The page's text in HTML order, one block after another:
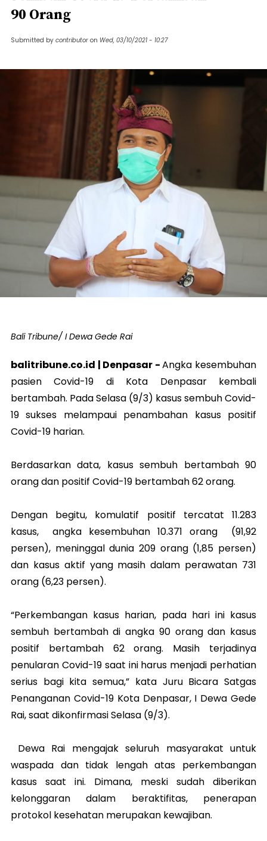
90 Orang
Submitted by contributor on Wed, 03/10/2021 - 10:27
Bali Tribune/ I Dewa Gede Rai
balitribune.co.id | Denpasar -Angka kesembuhan
pasien Covid-19 di Kota Denpasar kembali
bertambah. Pada Selasa (9/3) kasus sembuh Covid-
19 sukses melampaui penambahan kasus positif
Covid-19 harian.
Berdasarkan data, kasus sembuh bertambah 90
orang dan positif Covid-19 bertambah 62 orang.
Dengan begitu, komulatif positif tercatat 11.283
kasus, angka kesembuhan 10.371 orang (91,92
persen), meninggal dunia 209 orang (1,85 persen)
dan kasus aktif yang masih dalam perawatan 731
orang (6,23 persen).
“Perkembangan kasus harian, pada hari ini kasus
sembuh bertambah di angka 90 orang dan kasus
positif bertambah 62 orang. Masih terjadinya
penularan Covid-19 saat ini harus menjadi perhatian
serius bagi kita semua,” kata Juru Bicara Satgas
Penanganan Covid-19 Kota Denpasar, I Dewa Gede
Rai, saat dikonfirmasi Selasa (9/3).
Dewa Rai mengajak seluruh masyarakat untuk
waspada dan tidak lengah atas perkembangan
kasus saat ini. Dimana, meski sudah diberikan
kelonggaran dalam beraktifitas, penerapan
protokol kesehatan merupakan kewajiban.